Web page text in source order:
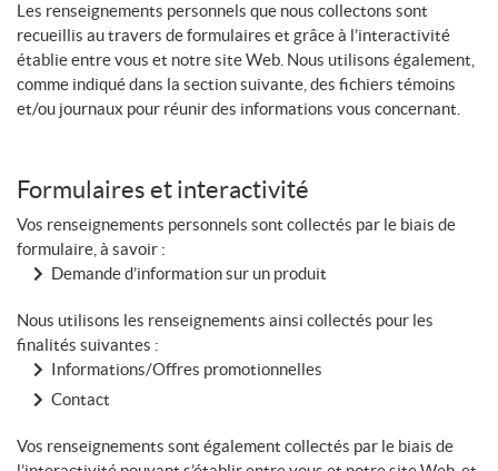
Les renseignements personnels que nous collectons sont
recueillis au travers de formulaires et grâce à l’interactivité
établie entre vous et notre site Web. Nous utilisons également,
comme indiqué dans la section suivante, des fichiers témoins
et/ou journaux pour réunir des informations vous concernant.
Formulaires et interactivité
Vos renseignements personnels sont collectés par le biais de
formulaire, à savoir :
Demande d’information sur un produit
Nous utilisons les renseignements ainsi collectés pour les
finalités suivantes :
Informations/Offres promotionnelles
Contact
Vos renseignements sont également collectés par le biais de